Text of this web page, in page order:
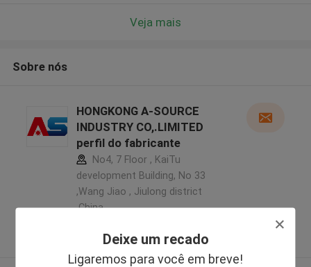
Deixe um recado
Ligaremos para você em breve!
Veja mais
Sobre nós
HONGKONG A-SOURCE
INDUSTRY CO,.LIMITED
perfil do fabricante
No4, 7 Floor , KaiTu
development Building, No 33
,Wang Jiao , Jiulong district
,China
Fornecedor verificado